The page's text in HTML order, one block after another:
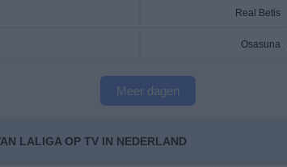
Real Betis
Osasuna
Meer dagen
LALIGA OP TV IN NEDERLAND